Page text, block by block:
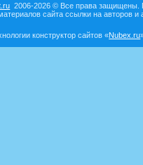
2006-2026 © Все права защищены.
сайта ссылки на авторов и
конструктор сайтов «Nubex.ru